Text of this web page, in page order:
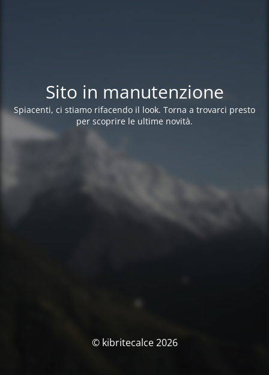
Sito in manutenzione
Spiacenti, ci stiamo rifacendo il look. Torna a trovarci presto
per scoprire le ultime novità.
© kibritecalce 2026